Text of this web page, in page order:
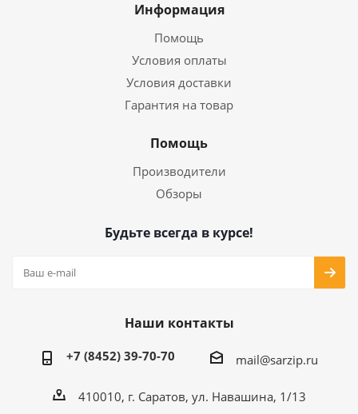
Информация
Помощь
Условия оплаты
Условия доставки
Гарантия на товар
Помощь
Производители
Обзоры
Будьте всегда в курсе!
Наши контакты
+7 (8452) 39-70-70 mail@sarzip.ru
410010, г. Саратов, ул. Навашина, 1/13